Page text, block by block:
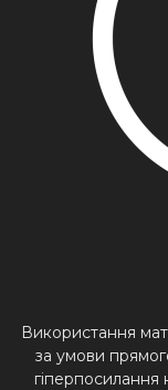
Використання
за умови
гіперпосилання